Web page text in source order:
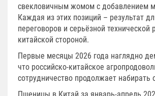
свекловичным жомом с добавлением
Каждая из этих позиций – результат
переговоров и серьёзной технической
китайской стороной.
Первые месяцы 2026 года наглядно
что российско-китайское
сотрудничество продолжает набирать